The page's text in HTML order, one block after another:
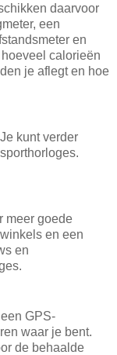
daarvoor
een
en
calorieën
je aflegt en hoe
kunt verder
meer goede
en een
en
GPS-
waar je bent.
de behaalde